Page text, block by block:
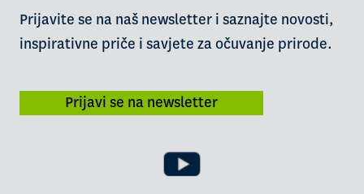
Prijavite se na naš newsletter i saznajte novosti,
inspirativne priče i savjete za očuvanje prirode.
Prijavi se na newsletter